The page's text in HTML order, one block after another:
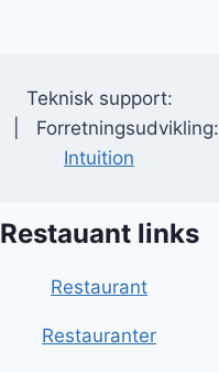
Teknisk support:
| Forretningsudvikling:
Intuition
Restauant links
Restaurant
Restauranter